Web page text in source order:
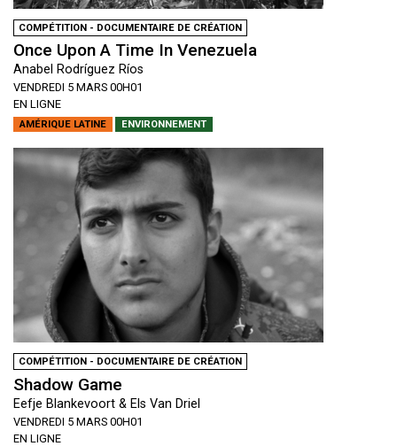
COMPÉTITION - DOCUMENTAIRE DE CRÉATION
Once Upon A Time In Venezuela
Anabel Rodríguez Ríos
VENDREDI 5 MARS 00H01
EN LIGNE
AMÉRIQUE LATINE ENVIRONNEMENT
COMPÉTITION - DOCUMENTAIRE DE CRÉATION
Shadow Game
Eefje Blankevoort & Els Van Driel
VENDREDI 5 MARS 00H01
EN LIGNE